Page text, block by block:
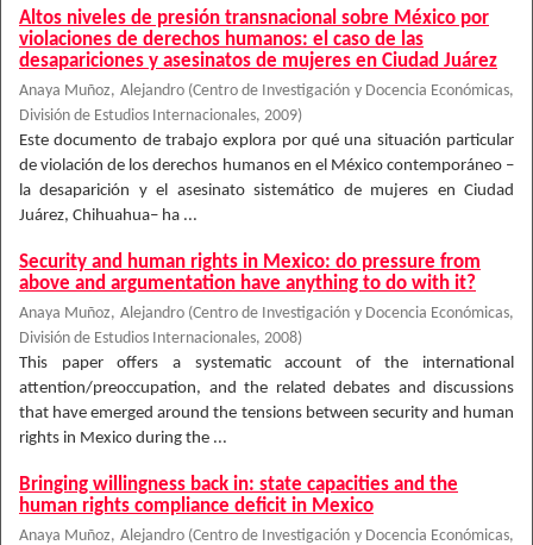
Altos niveles de presión transnacional sobre México por
violaciones de derechos humanos: el caso de las
desapariciones y asesinatos de mujeres en Ciudad Juárez
Anaya Muñoz, Alejandro (Centro de Investigación y Docencia Económicas,
División de Estudios Internacionales, 2009)
Este documento de trabajo explora por qué una situación particular
de violación de los derechos humanos en el México contemporáneo –
la desaparición y el asesinato sistemático de mujeres en Ciudad
Juárez, Chihuahua– ha ...
Security and human rights in Mexico: do pressure from
above and argumentation have anything to do with it?
Anaya Muñoz, Alejandro (Centro de Investigación y Docencia Económicas,
División de Estudios Internacionales, 2008)
This paper offers a systematic account of the international
attention/preoccupation, and the related debates and discussions
that have emerged around the tensions between security and human
rights in Mexico during the ...
Bringing willingness back in: state capacities and the
human rights compliance deficit in Mexico
Anaya Muñoz, Alejandro (Centro de Investigación y Docencia Económicas,